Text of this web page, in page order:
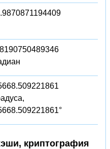
криптография